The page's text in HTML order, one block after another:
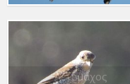
Αετομάχος